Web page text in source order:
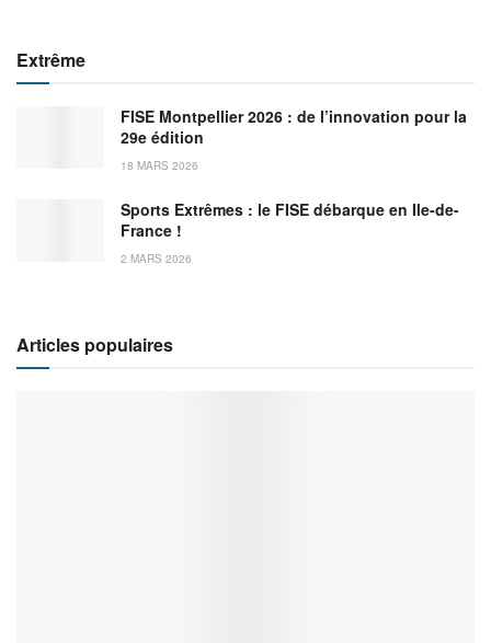
Extrême
FISE Montpellier 2026 : de l’innovation pour la
29e édition
18 MARS 2026
Sports Extrêmes : le FISE débarque en Ile-de-
France !
2 MARS 2026
Articles populaires